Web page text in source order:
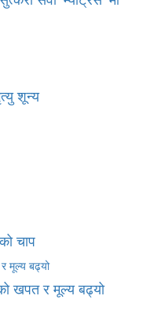
शून्य
चाप
खपत र मूल्य बढ्यो